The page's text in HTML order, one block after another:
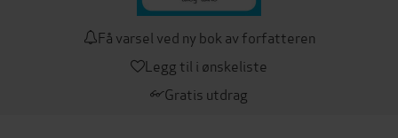
Få varsel ved ny bok av forfatteren
Legg til i ønskeliste
Gratis utdrag